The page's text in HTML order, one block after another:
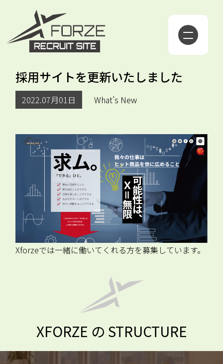
採用サイトを更新いたしました
2022.07月01日 What’s New
Xforzeでは一緒に働いてくれる方を募集しています。
XFORZE の STRUCTURE